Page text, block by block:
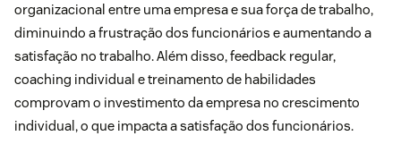
organizacional entre uma empresa e sua força de trabalho,
diminuindo a frustração dos funcionários e aumentando a
satisfação no trabalho. Além disso, feedback regular,
coaching individual e treinamento de habilidades
comprovam o investimento da empresa no crescimento
individual, o que impacta a satisfação dos funcionários.